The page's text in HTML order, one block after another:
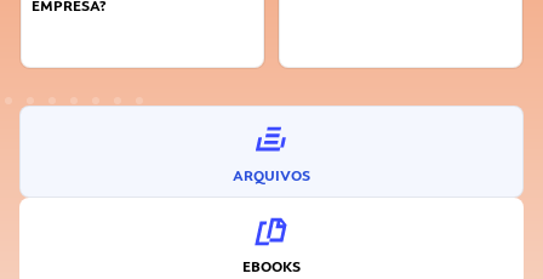
ARQUIVOS
EBOOKS